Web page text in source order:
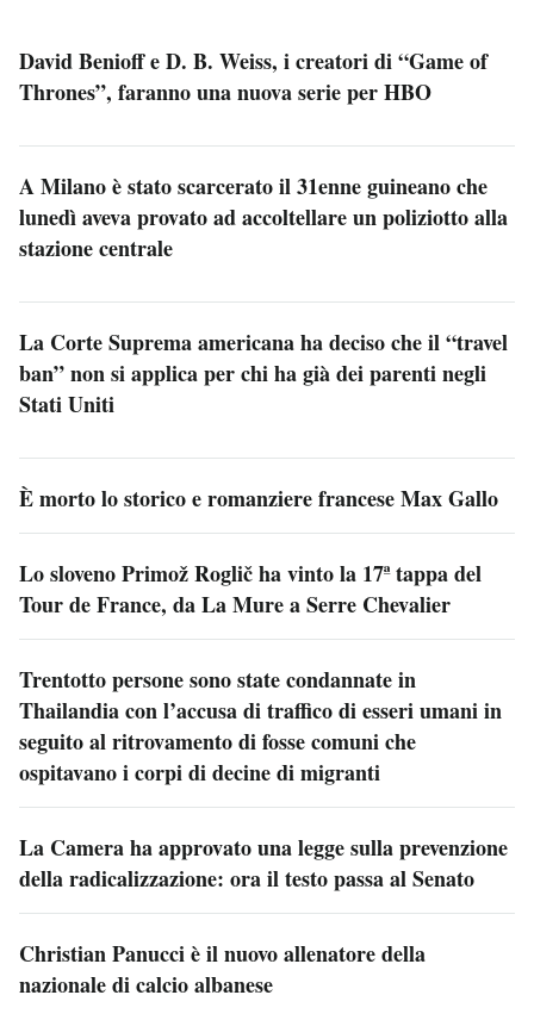
David Benioff e D. B. Weiss, i creatori di “Game of
Thrones”, faranno una nuova serie per HBO
A Milano è stato scarcerato il 31enne guineano che
lunedì aveva provato ad accoltellare un poliziotto alla
stazione centrale
La Corte Suprema americana ha deciso che il “travel
ban” non si applica per chi ha già dei parenti negli
Stati Uniti
È morto lo storico e romanziere francese Max Gallo
Lo sloveno Primož Roglič ha vinto la 17ª tappa del
Tour de France, da La Mure a Serre Chevalier
Trentotto persone sono state condannate in
Thailandia con l’accusa di traffico di esseri umani in
seguito al ritrovamento di fosse comuni che
ospitavano i corpi di decine di migranti
La Camera ha approvato una legge sulla prevenzione
della radicalizzazione: ora il testo passa al Senato
Christian Panucci è il nuovo allenatore della
nazionale di calcio albanese